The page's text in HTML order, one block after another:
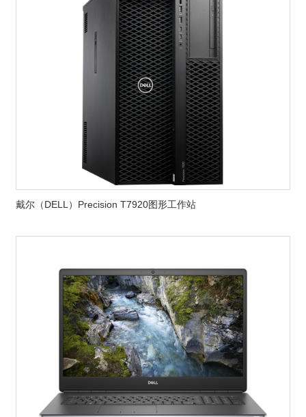
戴尔（DELL）Precision T7920图形工作站